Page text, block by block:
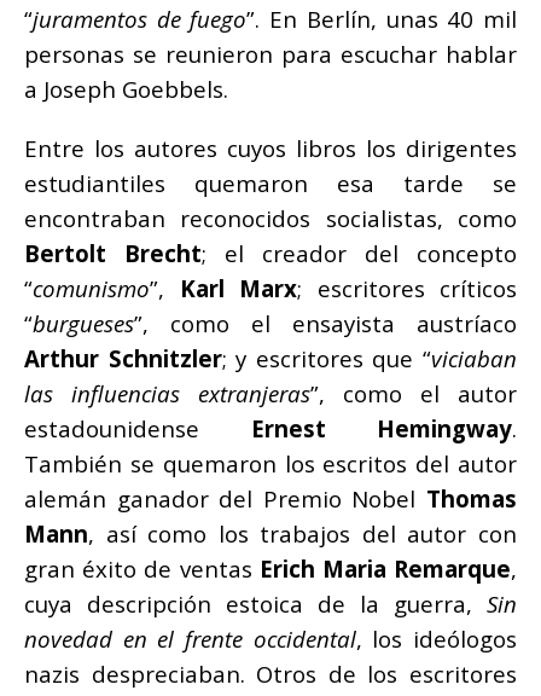
“juramentos de fuego”. En Berlín, unas 40 mil
personas se reunieron para escuchar hablar
a Joseph Goebbels.
Entre los autores cuyos libros los dirigentes
estudiantiles quemaron esa tarde se
encontraban reconocidos socialistas, como
Bertolt Brecht; el creador del concepto
“comunismo”, Karl Marx; escritores críticos
“burgueses”, como el ensayista austríaco
Arthur Schnitzler; y escritores que “viciaban
las influencias extranjeras”, como el autor
estadounidense Ernest Hemingway.
También se quemaron los escritos del autor
alemán ganador del Premio Nobel Thomas
Mann, así como los trabajos del autor con
gran éxito de ventas Erich Maria Remarque,
cuya descripción estoica de la guerra, Sin
novedad en el frente occidental, los ideólogos
nazis despreciaban. Otros de los escritores